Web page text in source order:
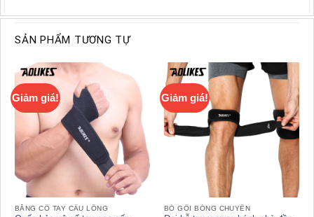
SẢN PHẨM TƯƠNG TỰ
Giảm giá!
BĂNG CỔ TAY CẦU LÔNG
Giảm giá!
BÓ GỐI BÓNG CHUYỀN